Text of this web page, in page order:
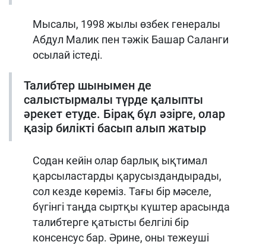
Мысалы, 1998 жылы өзбек генералы
Абдул Малик пен тәжік Башар Саланги
осылай істеді.
Талибтер шынымен де
салыстырмалы түрде қалыпты
әрекет етуде. Бірақ бұл әзірге, олар
қазір билікті басып алып жатыр
Содан кейін олар барлық ықтимал
қарсыластарды қарусыздандырады,
сол кезде көреміз. Тағы бір мәселе,
бүгінгі таңда сыртқы күштер арасында
талибтерге қатысты белгілі бір
консенсус бар. Әрине, оны тежеуші